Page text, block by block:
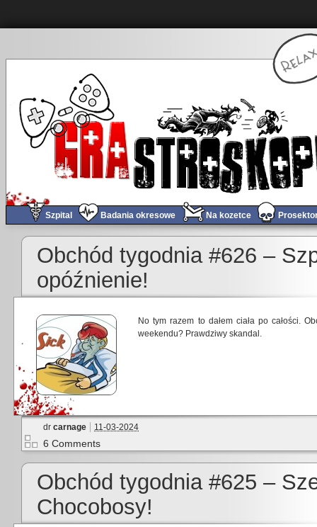
Szpital Badania okresowe Na kozetce
Obchód tygodnia #626 –
opóźnienie!
No tym razem to dałem ciała po całości.
weekendu? Prawdziwy skandal.
dr carnage 11-03-2024
6 Comments
Obchód tygodnia #625 –
Chocobosy!